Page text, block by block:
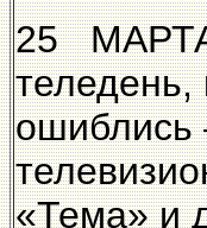
25
ошиблись
«Тема» и